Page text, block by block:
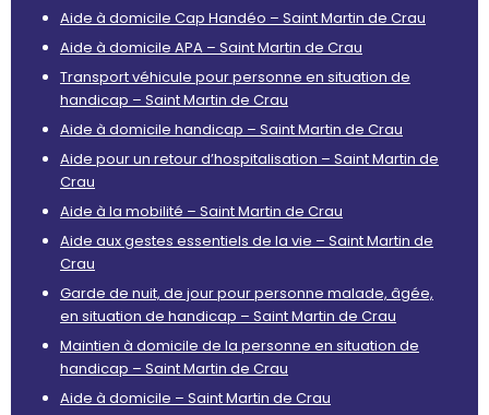
Aide à domicile Cap Handéo – Saint Martin de Crau
Aide à domicile APA – Saint Martin de Crau
Transport véhicule pour personne en situation de
handicap – Saint Martin de Crau
Aide à domicile handicap – Saint Martin de Crau
Aide pour un retour d’hospitalisation – Saint Martin de
Crau
Aide à la mobilité – Saint Martin de Crau
Aide aux gestes essentiels de la vie – Saint Martin de
Crau
Garde de nuit, de jour pour personne malade, âgée,
en situation de handicap – Saint Martin de Crau
Maintien à domicile de la personne en situation de
handicap – Saint Martin de Crau
Aide à domicile – Saint Martin de Crau